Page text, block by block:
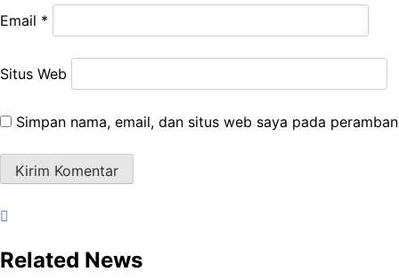
Email *
Situs Web
Simpan nama, email, dan situs web saya pada
Related News